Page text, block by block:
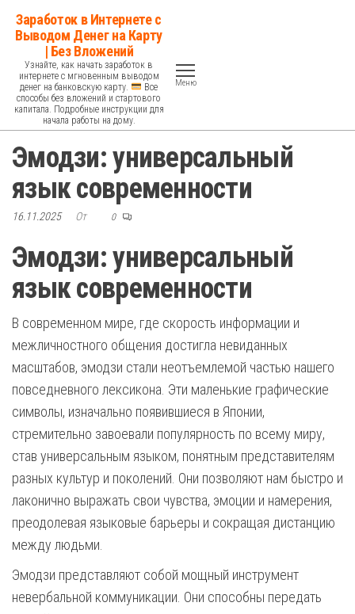
Перейти
содержимому
Заработок в Интернете с
Выводом Денег на Карту
| Без Вложений
Узнайте, как начать заработок в
интернете с мгновенным выводом
денег на банковскую карту.
Все
способы без вложений и стартового
капитала. Подробные инструкции для
начала работы на дому.
Меню
Эмодзи: универсальный
язык современности
16.11.2025 От 0
Эмодзи: универсальный
язык современности
В современном мире, где скорость информации и
межличностного общения достигла невиданных
масштабов, эмодзи стали неотъемлемой частью нашего
повседневного лексикона. Эти маленькие графические
символы, изначально появившиеся в Японии,
стремительно завоевали популярность по всему миру,
став универсальным языком, понятным представителям
разных культур и поколений. Они позволяют нам быстро и
лаконично выражать свои чувства, эмоции и намерения,
преодолевая языковые барьеры и сокращая дистанцию
между людьми.
Эмодзи представляют собой мощный инструмент
невербальной коммуникации. Они способны передать